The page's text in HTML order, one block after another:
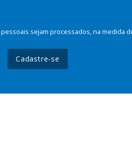
sejam processados, na medida
Cadastre-se